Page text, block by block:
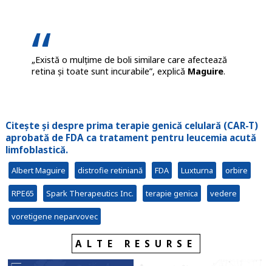
„Există o mulțime de boli similare care afectează
retina și toate sunt incurabile”, explică Maguire.
Citește și despre prima terapie genică celulară (CAR-T)
aprobată de FDA ca tratament pentru leucemia acută
limfoblastică.
Albert Maguire distrofie retiniană FDA Luxturna orbire
RPE65 Spark Therapeutics Inc. terapie genica vedere
voretigene neparvovec
ALTE RESURSE